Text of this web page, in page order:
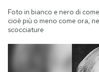
Foto in bianco e nero di
cioè più o meno come ora,
scocciature